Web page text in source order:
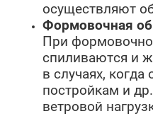
осуществляют
Формовочная
При
спиливаются и
в случаях,
постройкам и
ветровой